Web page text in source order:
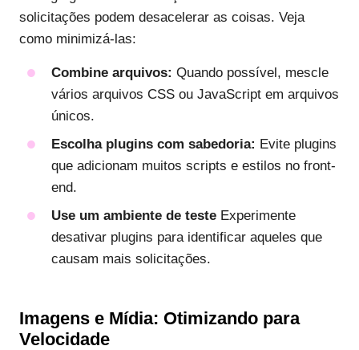
solicitações podem desacelerar as coisas. Veja
como minimizá-las:
Combine arquivos: Quando possível, mescle
vários arquivos CSS ou JavaScript em arquivos
únicos.
Escolha plugins com sabedoria: Evite plugins
que adicionam muitos scripts e estilos no front-
end.
Use um ambiente de teste Experimente
desativar plugins para identificar aqueles que
causam mais solicitações.
Imagens e Mídia: Otimizando para
Velocidade